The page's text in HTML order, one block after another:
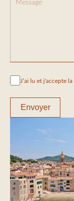
J’ai lu et j'accepte la
Envoyer